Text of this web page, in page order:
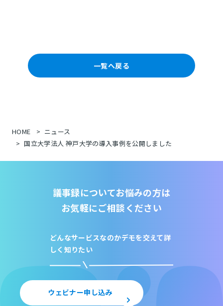
一覧へ戻る
HOME
ニュース
国立大学法人 神戸大学の導入事例を公開しました
議事録についてお悩みの方は
お気軽にご相談ください
どんなサービスなのかデモを交えて詳
しく知りたい
ウェビナー申し込み